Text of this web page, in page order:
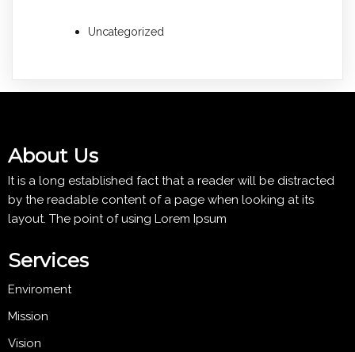
Uncategorized
About Us
It is a long established fact that a reader will be distracted
by the readable content of a page when looking at its
layout. The point of using Lorem Ipsum
Services
Enviroment
Mission
Vision